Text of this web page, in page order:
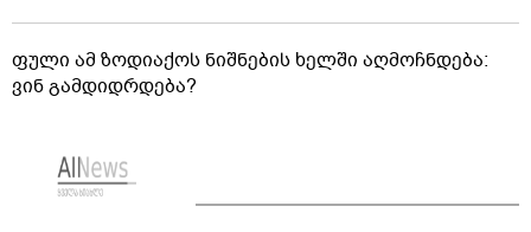
ფული ამ ზოდიაქოს ნიშნების ხელში აღმოჩნდება:
ვინ გამდიდრდება?